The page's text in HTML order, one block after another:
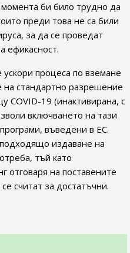
би било трудно да
преди това не са били
за да се проведат
ефикасност.
процеса по вземане
стандартно разрешение
COVID-19 (инактивирана, с
включването на тази
въведени в ЕС.
издаване на
тъй като
отговаря на поставените
считат за достатъчни.